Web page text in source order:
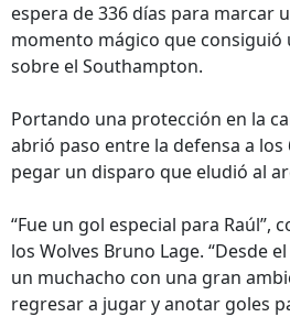
espera de 336 días para marcar
momento mágico que consiguió
sobre el Southampton.
Portando una protección en la
abrió paso entre la defensa a
pegar un disparo que eludió al
“Fue un gol especial para Raúl”,
los Wolves Bruno Lage. “Desde
un muchacho con una gran
regresar a jugar y anotar goles